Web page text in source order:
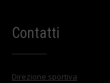
Contatti
Direzione sportiva